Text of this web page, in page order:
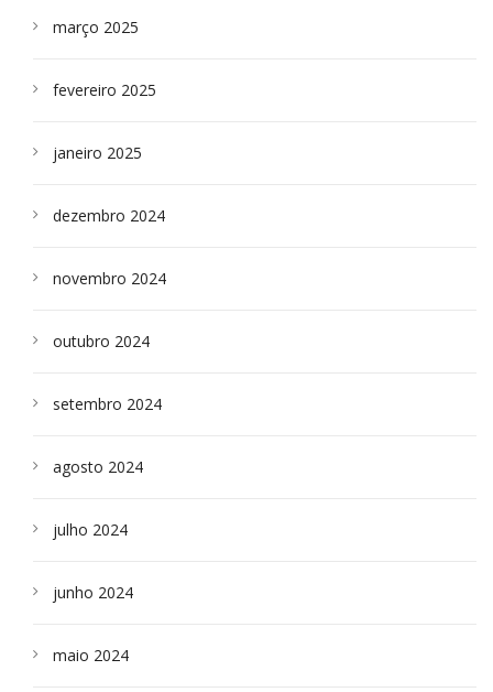
março 2025
fevereiro 2025
janeiro 2025
dezembro 2024
novembro 2024
outubro 2024
setembro 2024
agosto 2024
julho 2024
junho 2024
maio 2024